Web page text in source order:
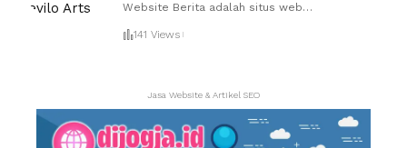
Website Berita adalah situs web…
141 Views
Jasa Website & Artikel SEO